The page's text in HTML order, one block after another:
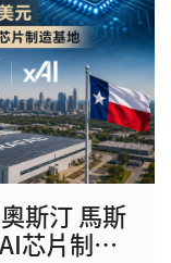
斯汀 馬斯
芯片制造